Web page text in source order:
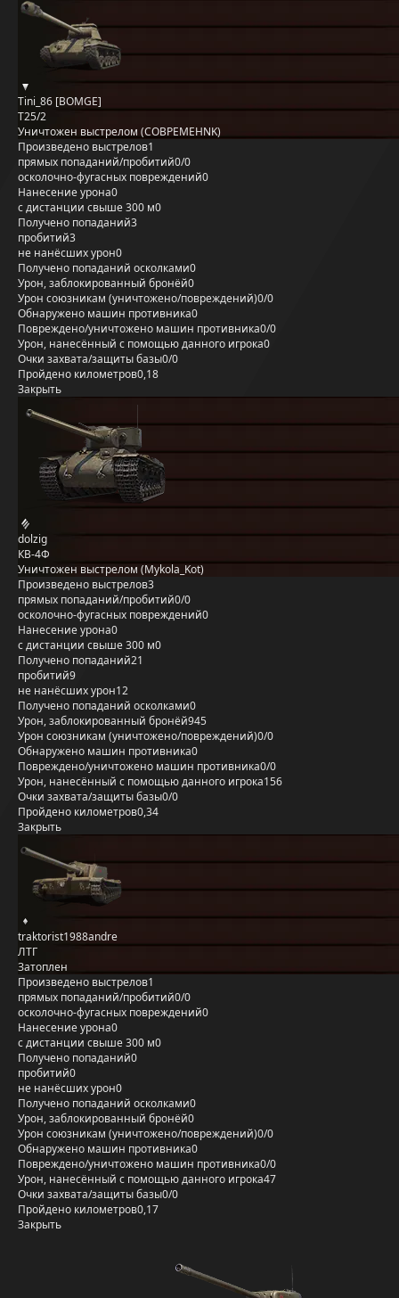
Tini_86 [BOMGE]
T25/2
Уничтожен выстрелом (COBPEMEHNK)
Произведено выстрелов1
прямых попаданий/пробитий0/0
осколочно-фугасных повреждений0
Нанесение урона0
с дистанции свыше 300 м0
Получено попаданий3
пробитий3
не нанёсших урон0
Получено попаданий осколками0
Урон, заблокированный бронёй0
Урон союзникам (уничтожено/повреждений)0/0
Обнаружено машин противника0
Повреждено/уничтожено машин противника0/0
Урон, нанесённый с помощью данного игрока0
Очки захвата/защиты базы0/0
Пройдено километров0,18
Закрыть
dolzig
КВ-4Ф
Уничтожен выстрелом (Mykola_Kot)
Произведено выстрелов3
прямых попаданий/пробитий0/0
осколочно-фугасных повреждений0
Нанесение урона0
с дистанции свыше 300 м0
Получено попаданий21
пробитий9
не нанёсших урон12
Получено попаданий осколками0
Урон, заблокированный бронёй945
Урон союзникам (уничтожено/повреждений)0/0
Обнаружено машин противника0
Повреждено/уничтожено машин противника0/0
Урон, нанесённый с помощью данного игрока156
Очки захвата/защиты базы0/0
Пройдено километров0,34
Закрыть
traktorist1988andre
ЛТГ
Затоплен
Произведено выстрелов1
прямых попаданий/пробитий0/0
осколочно-фугасных повреждений0
Нанесение урона0
с дистанции свыше 300 м0
Получено попаданий0
пробитий0
не нанёсших урон0
Получено попаданий осколками0
Урон, заблокированный бронёй0
Урон союзникам (уничтожено/повреждений)0/0
Обнаружено машин противника0
Повреждено/уничтожено машин противника0/0
Урон, нанесённый с помощью данного игрока47
Очки захвата/защиты базы0/0
Пройдено километров0,17
Закрыть